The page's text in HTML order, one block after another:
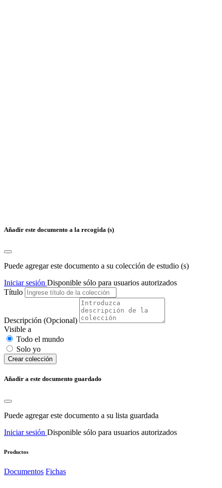
Añadir este documento a la recogida (s)
Puede agregar este documento a su colección de estudio (s)
Iniciar sesión Disponible sólo para usuarios autorizados
Título
Descripción (Opcional)
Visible a
Todo el mundo
Solo yo
Сrear colección
Añadir a este documento guardado
Puede agregar este documento a su lista guardada
Iniciar sesión Disponible sólo para usuarios autorizados
Productos
Documentos Fichas